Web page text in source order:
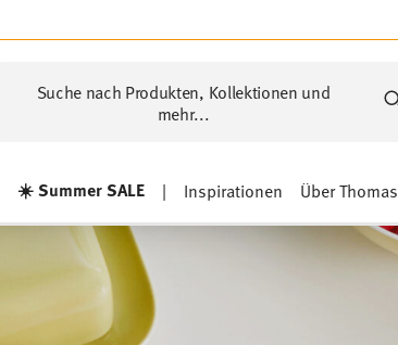
Suche nach Produkten, Kollektionen und
mehr...
☀️ Summer SALE | Inspirationen Über Thomas